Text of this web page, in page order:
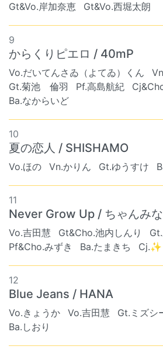
Gt&Vo.岸加奈恵 Gt&Vo.西堀太朗
9
からくりピエロ / 40mP
Vo.だいてんさゐ（よてゐ）くん
Gt.菊池 倫羽
Pf.高島航紀
Ba.なからいど
10
夏の恋人 / SHISHAMO
Vo.ほの Vn.かりん Gt.ゆうすけ
11
Never Grow Up / ちゃんみな
Vo.吉田慧 Gt&Cho.池内しんり
Pf&Cho.みずき
Ba.たまきち
12
Blue Jeans / HANA
Vo.きょうか Vo.吉田慧 Gt.ミズシ
Ba.しおり